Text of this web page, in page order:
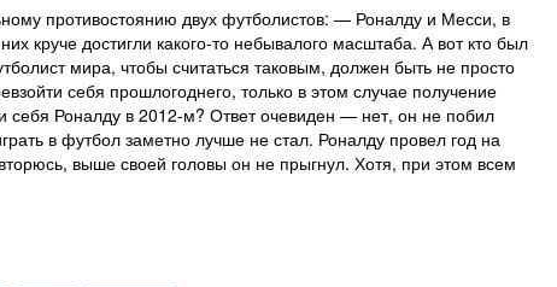
противостоянию двух футболистов: — Роналду и Месси, в
круче достигли какого-то небывалого масштаба. А вот кто был
мира, чтобы считаться таковым, должен быть не просто
себя прошлогоднего, только в этом случае получение
себя Роналду в 2012-м? Ответ очевиден — нет, он не побил
в футбол заметно лучше не стал. Роналду провел год на
выше своей головы он не прыгнул. Хотя, при этом всем